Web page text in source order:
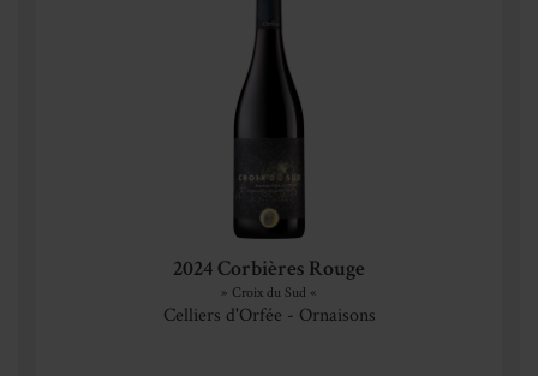
2024 Corbières Rouge
» Croix du Sud «
Celliers d'Orfée - Ornaisons